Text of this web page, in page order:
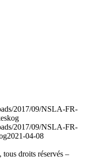
2017/09/NSLA-FR-
2017/09/NSLA-FR-
2021-04-08
droits réservés –